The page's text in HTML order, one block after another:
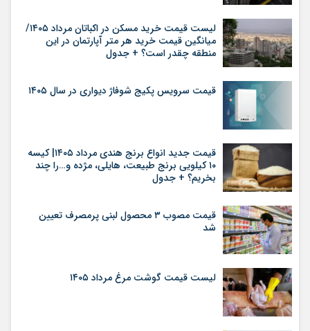
لیست قیمت خرید مسکن در اکباتان مرداد ۱۴۰۵/
میانگین قیمت خرید هر متر آپارتمان در این
منطقه چقدر است؟ + جدول
قیمت سرویس پکیج شوفاژ دیواری در سال ۱۴۰۵
قیمت جدید انواع برنج هندی مرداد ۱۴۰۵| کیسه
۱۰ کیلویی برنج طبیعت، هایلی، مژده و…را چند
بخریم؟ + جدول
قیمت مصوب ۳ محصول لبنی پرمصرف تعیین
شد
لیست قیمت گوشت مرغ مرداد ۱۴۰۵